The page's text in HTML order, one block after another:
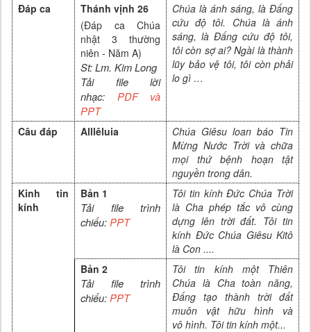
Đáp ca
Thánh vịnh 26
(Đáp ca Chúa
nhật 3 thường
niên - Năm A)
St:Lm. Kim Long
Tải file lời
nhạc: PDF và
PPT
Chúa là ánh sáng, là Đấng
cứu độ tôi. Chúa là ánh
sáng, là Đấng cứu độ tôi,
tôi còn sợ ai? Ngài là thành
lũy bảo vệ tôi, tôi còn phải
lo gì …
Câu đáp Alllêluia
Chúa Giêsu loan báo Tin
Mừng Nước Trời và chữa
mọi thứ bệnh hoạn tật
nguyền trong dân.
Kinh tin
kính
Bản 1
Tải file trình
chiếu: PPT
Tôi tin kính Đức Chúa Trời
là Cha phép tắc vô cùng
dựng lên trời đất. Tôi tin
kính Đức Chúa Giêsu Kitô
là Con ....
Bản 2
Tải file trình
chiếu: PPT
Tôi tin kính một Thiên
Chúa là Cha toàn năng,
Đấng tạo thành trời đất
muôn vật hữu hình và
vô hình. Tôi tin kính một...